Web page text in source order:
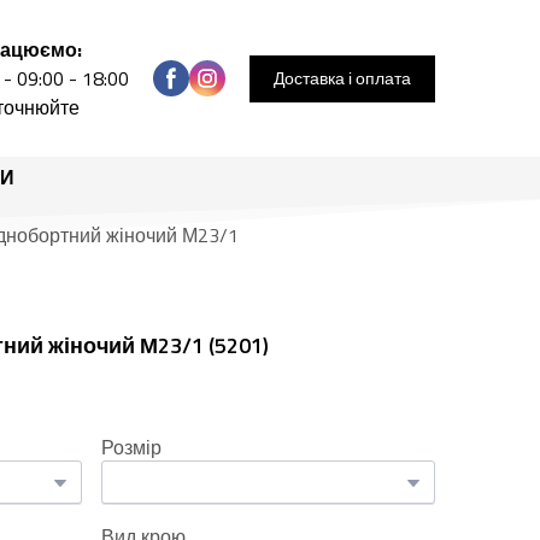
- 09:00 - 18:00
Доставка і оплата
жіночий М23/1
жіночий М23/1 (5201)
Розмір